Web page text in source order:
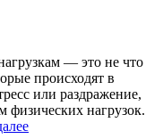
— это не что
происходят в
или раздражение,
физических нагрузок.